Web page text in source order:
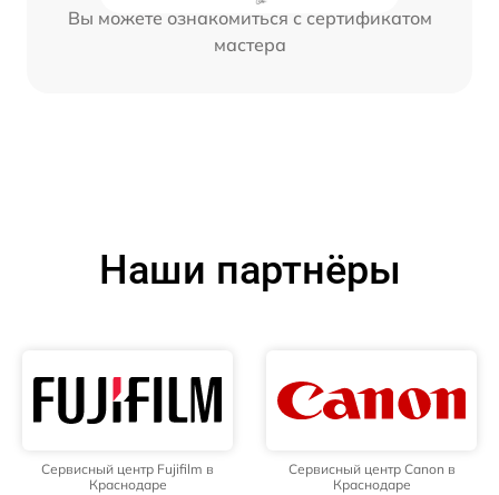
Вы можете ознакомиться с сертификатом
мастера
Наши партнёры
Сервисный центр Fujifilm в
Краснодаре
Сервисный центр Canon в
Краснодаре